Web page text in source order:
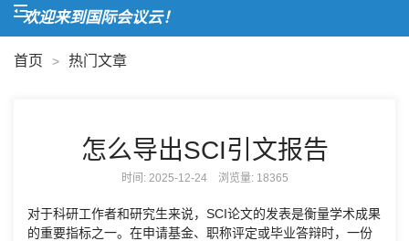
欢迎来到国际会议云！
首页 > 热门文章
怎么导出SCI引文报告
时间: 2025-12-24 浏览量: 18365
对于科研工作者和研究生来说，SCI论文的发表是衡量学术成果
的重要指标之一。在申请基金、职称评定或毕业答辩时，一份